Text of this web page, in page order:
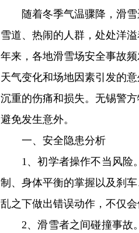
随着冬季气温骤降，滑
雪道、热闹的人群，处处洋
年来，各地滑雪场安全事故
天气变化和场地因素引发的
沉重的伤痛和损失。无锡警
避免发生意外。
一、安全隐患分析
1、初学者操作不当风险
制、身体平衡的掌握以及刹
乱之下做出错误动作，不仅
2、滑雪者之间碰撞事故